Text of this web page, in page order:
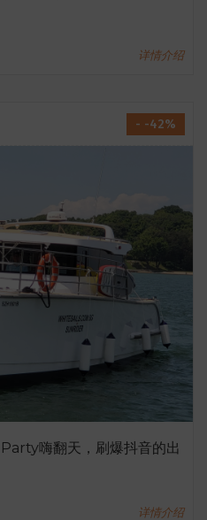
详情介绍
- -42%
嗨翻天，刷爆抖音的出
详情介绍